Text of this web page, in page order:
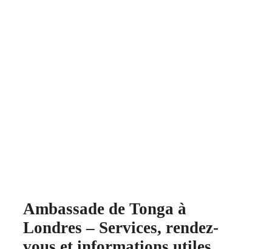
Ambassade de Tonga à
Londres – Services, rendez-